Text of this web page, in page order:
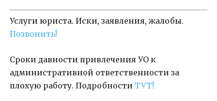
Услуги юриста. Иски, заявления, жалобы.
Позвонить!
Сроки давности привлечения УО к
административной ответственности за
плохую работу. Подробности ТУТ!